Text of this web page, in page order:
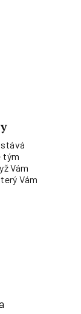
tým
Vám
Vám